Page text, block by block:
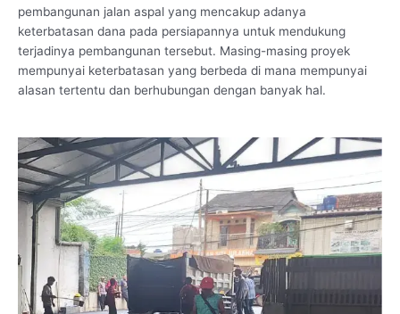
pembangunan jalan aspal yang mencakup adanya
keterbatasan dana pada persiapannya untuk mendukung
terjadinya pembangunan tersebut. Masing-masing proyek
mempunyai keterbatasan yang berbeda di mana mempunyai
alasan tertentu dan berhubungan dengan banyak hal.